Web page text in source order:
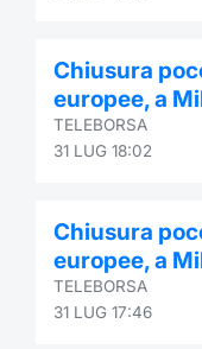
Chiusura
europee, a
TELEBORSA
31 LUG 18:02
Chiusura
europee, a
TELEBORSA
31 LUG 17:46